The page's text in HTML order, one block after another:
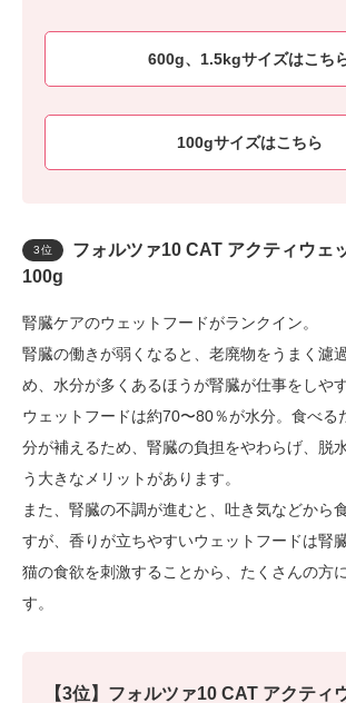
600g、1.5kgサイズはこち
100gサイズはこちら
3位
フォルツァ10 CAT アクティウェ
100g
腎臓ケアのウェットフードがランクイン。
腎臓の働きが弱くなると、老廃物をうまく濾
め、水分が多くあるほうが腎臓が仕事をしや
ウェットフードは約70〜80％が水分。食べる
分が補えるため、腎臓の負担をやわらげ、脱
う大きなメリットがあります。
また、腎臓の不調が進むと、吐き気などから
すが、香りが立ちやすいウェットフードは腎
猫の食欲を刺激することから、たくさんの方
す。
【3位】フォルツァ10 CAT アクティ